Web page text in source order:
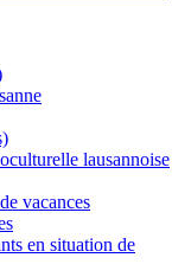
lausannoise
vacances
en situation de